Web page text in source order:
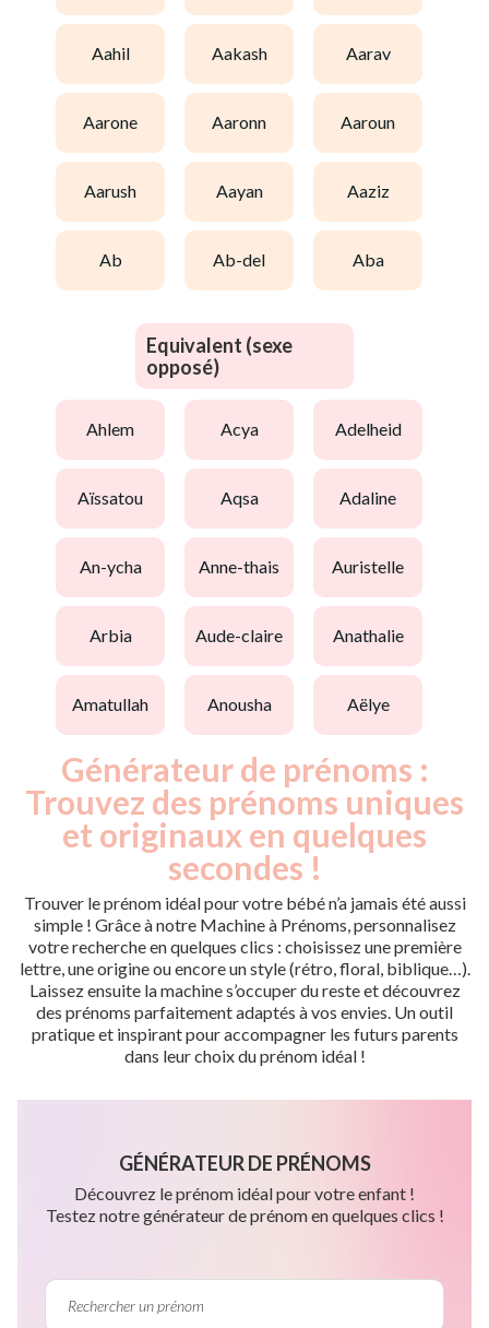
aahil aakash aarav
aarone aaronn aaroun
aarush aayan aaziz
ab ab-del aba
Equivalent (sexe
opposé)
ahlem acya adelheid
aïssatou aqsa adaline
an-ycha anne-thais auristelle
arbia aude-claire anathalie
amatullah anousha aëlye
Générateur de prénoms :
Trouvez des prénoms uniques
et originaux en quelques
secondes !
Trouver le prénom idéal pour votre bébé n’a jamais été aussi
simple ! Grâce à notre Machine à Prénoms, personnalisez
votre recherche en quelques clics : choisissez une première
lettre, une origine ou encore un style (rétro, floral, biblique…).
Laissez ensuite la machine s’occuper du reste et découvrez
des prénoms parfaitement adaptés à vos envies. Un outil
pratique et inspirant pour accompagner les futurs parents
dans leur choix du prénom idéal !
GÉNÉRATEUR DE PRÉNOMS
Découvrez le prénom idéal pour votre enfant !
Testez notre générateur de prénom en quelques clics !